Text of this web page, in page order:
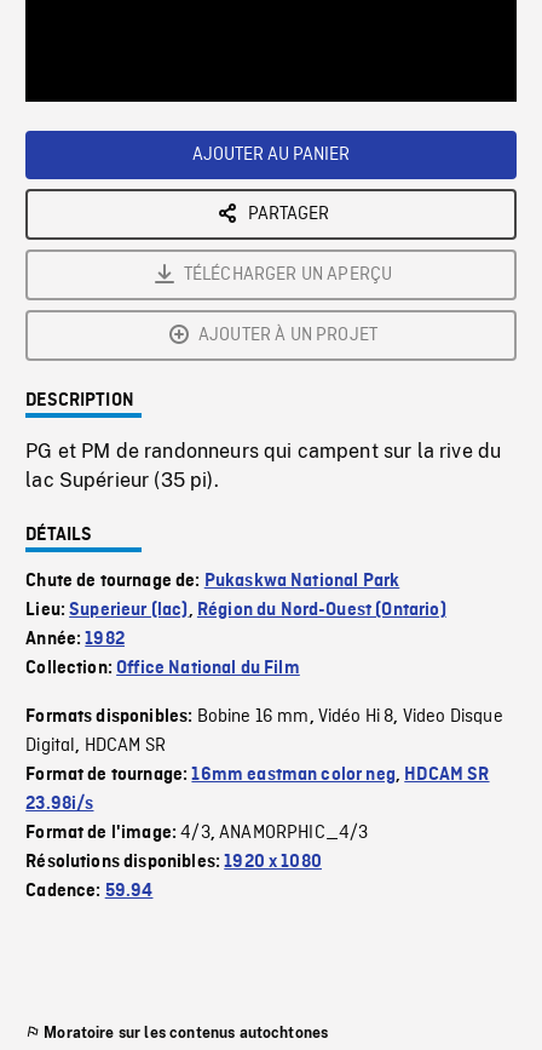
AJOUTER AU PANIER
PARTAGER
TÉLÉCHARGER UN APERÇU
AJOUTER À UN PROJET
DESCRIPTION
PG et PM de randonneurs qui campent sur la rive du
lac Supérieur (35 pi).
DÉTAILS
Chute de tournage de: Pukaskwa National Park
Lieu:Superieur (lac), Région du Nord-Ouest (Ontario)
Année:1982
Collection:Office National du Film
Formats disponibles: Bobine 16 mm, Vidéo Hi 8, Video Disque
Digital, HDCAM SR
Format de tournage:16mm eastman color neg, HDCAM SR
23.98i/s
Format de l'image:4/3,ANAMORPHIC_4/3
Résolutions disponibles:1920 x 1080
Cadence: 59.94
Moratoire sur les contenus autochtones